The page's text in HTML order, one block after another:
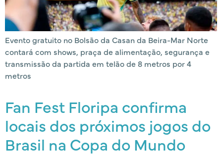
Evento gratuito no Bolsão da Casan da Beira-Mar Norte
contará com shows, praça de alimentação, segurança e
transmissão da partida em telão de 8 metros por 4
metros
Fan Fest Floripa confirma
locais dos próximos jogos do
Brasil na Copa do Mundo